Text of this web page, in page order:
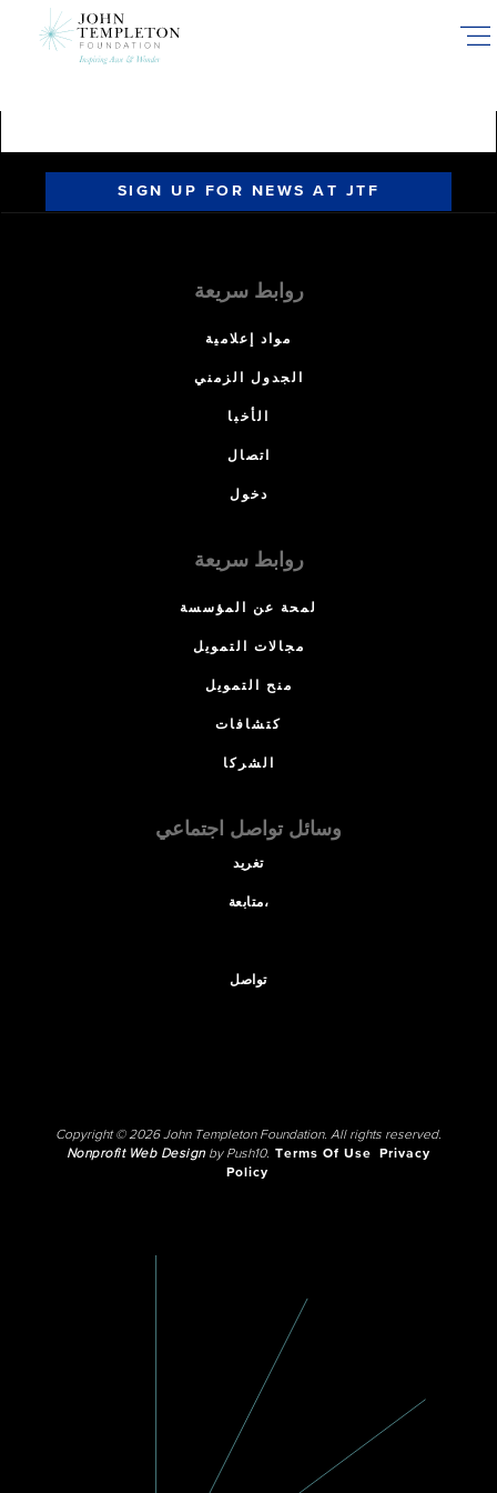
SIGN UP FOR NEWS AT JTF
روابط سريعة
مواد إعلامية
الجدول الزمني
الأخبا
اتصال
دخول
روابط سريعة
لمحة عن المؤسسة
مجالات التمويل
منح التمويل
كتشافات
الشركا
وسائل تواصل اجتماعي
تغريد
متابعة،
تواصل
Copyright © 2026 John Templeton Foundation. All rights reserved.
Nonprofit Web Designby Push10. Terms Of Use
Privacy
Policy